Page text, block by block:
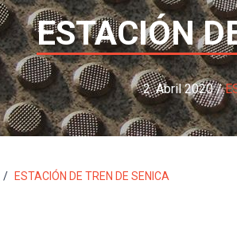
ESTACIÓN
2. Abril 2020 /
ESTACIÓN DE TREN DE SENICA